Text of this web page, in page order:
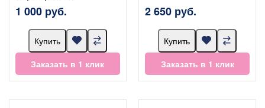
1 000 руб.
Купить
Заказать в 1 клик
2 650 руб.
Купить
Заказать в 1 клик